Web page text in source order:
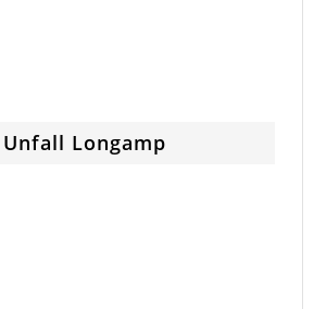
Unfall Longamp